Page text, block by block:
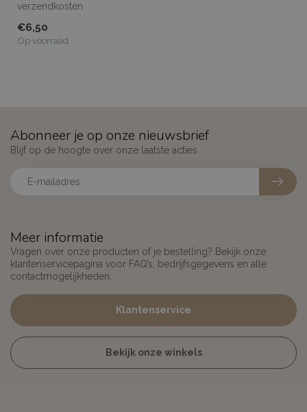
verzendkosten
voor wrapfolies ...
€6,50
Op voorraad
Meer informatie
Vragen over onze producten of je bestelling? Bekijk onze
klantenservicepagina voor FAQ’s, bedrijfsgegevens en alle
contactmogelijkheden.
Klantenservice
Bekijk onze winkels
Abonneer je op onze nieuwsbrief
Blijf op de hoogte over onze laatste acties